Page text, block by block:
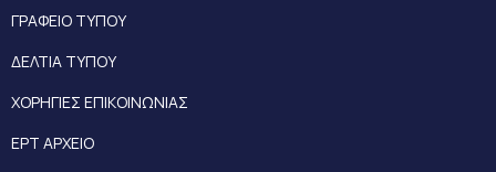
ΓΡΑΦΕΙΟ ΤΥΠΟΥ
ΔΕΛΤΙΑ ΤΥΠΟΥ
ΧΟΡΗΓΙΕΣ ΕΠΙΚΟΙΝΩΝΙΑΣ
ΕΡΤ ΑΡΧΕΙΟ